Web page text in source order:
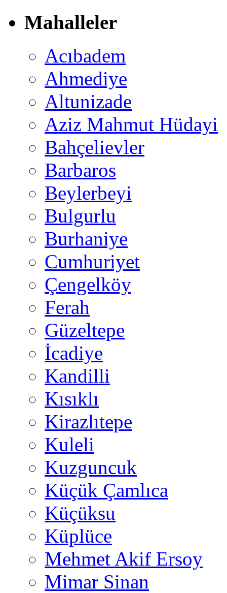
Mahalleler
Acıbadem
Ahmediye
Altunizade
Aziz Mahmut Hüdayi
Bahçelievler
Barbaros
Beylerbeyi
Bulgurlu
Burhaniye
Cumhuriyet
Çengelköy
Ferah
Güzeltepe
İcadiye
Kandilli
Kısıklı
Kirazlıtepe
Kuleli
Kuzguncuk
Küçük Çamlıca
Küçüksu
Küplüce
Mehmet Akif Ersoy
Mimar Sinan